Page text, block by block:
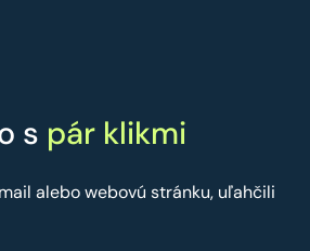
s pár klikmi
alebo webovú stránku, uľahčili